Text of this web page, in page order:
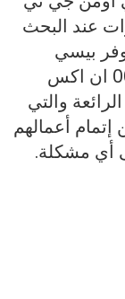
عند البحث
بيسي
قيمنق اتش بي أومن جي تي 13-0003 ان اكس
والتي
أعمالهم
أي مشكلة.